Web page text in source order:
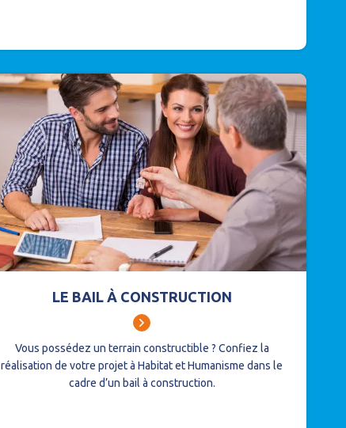
LE BAIL À CONSTRUCTION
Vous possédez un terrain constructible ? Confiez la
réalisation de votre projet à Habitat et Humanisme dans le
cadre d’un bail à construction.